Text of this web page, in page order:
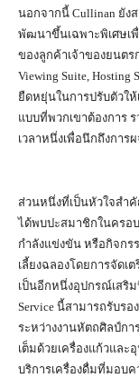
นอกจากนี้ Cullinan ยัง
พัฒนาขึ้นเฉพาะพิเศษเ
ของลูกค้าเจ้าของยนตร
Viewing Suite, Hosting
ยืดหยุ่นในการปรับตัวใ
แบบที่พวกเขาต้องการ
เวลาหนึ่งเพื่อนึกถึงกา
ส่วนหนึ่งที่เป็นหัวใจสำ
ได้พบปะสมาชิกในครอ
กำลังแข่งขัน หรือกิจกร
เลี้ยงฉลองโดยการจัดเ
เป็นอีกหนึ่งอุปกรณ์เสริ
Service นี้สามารถรับร
ระหว่างงานหัตถศิลป์กา
เต็มด้วยเครื่องแก้วและ
บริการเครื่องดื่มที่มอบ